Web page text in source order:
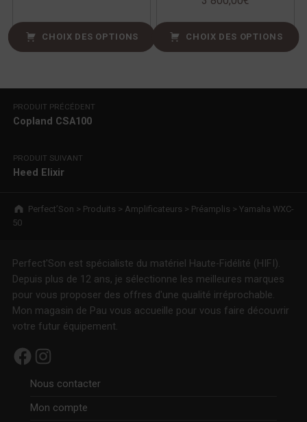
CHOIX DES OPTIONS CHOIX DES OPTIONS
Navigation de l’article
PRODUIT PRÉCÉDENT
Copland CSA100
PRODUIT SUIVANT
Heed Elixir
Breadcrumbs navigation
Perfect’Son > Produits > Amplificateurs > Préamplis > Yamaha WXC-
50
Perfect'Son est spécialiste du matériel Haute-Fidélité (HIFI).
Depuis plus de 12 ans, je sélectionne les meilleures marques
pour vous proposer des offres d'une qualité irréprochable.
Mon magasin de Pau vous accueille pour vous faire découvrir
votre futur équipement.
Facebook Instagram
Nous contacter
Mon compte